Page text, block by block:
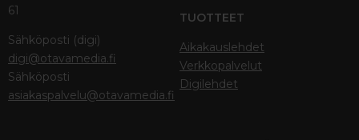
61
Sähköposti (digi)
digi@otavamedia.fi
Sähköposti
asiakaspalvelu@otavamedia.fi
TUOTTEET
Aikakauslehdet
Verkkopalvelut
Digilehdet